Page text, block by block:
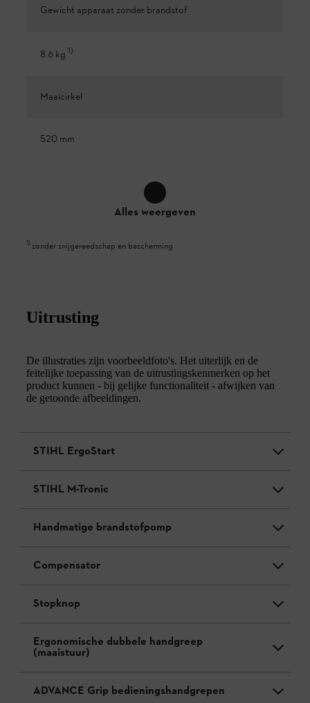
Gewicht apparaat zonder brandstof
8.6 kg 1)
Maaicirkel
520 mm
Alles weergeven
1) zonder snijgereedschap en bescherming
Uitrusting
De illustraties zijn voorbeeldfoto's. Het uiterlijk en de
feitelijke toepassing van de uitrustingskenmerken op het
product kunnen - bij gelijke functionaliteit - afwijken van
de getoonde afbeeldingen.
STIHL ErgoStart
STIHL M-Tronic
Handmatige brandstofpomp
Compensator
Stopknop
Ergonomische dubbele handgreep
(maaistuur)
ADVANCE Grip bedieningshandgrepen